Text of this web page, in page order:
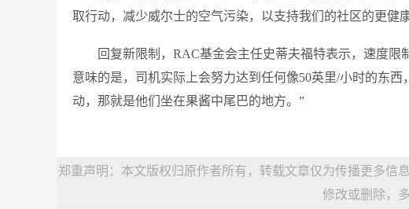
取行动，减少威尔士的空气污染，以支持我们的社区的更健
回复新限制，RAC基金会主任史蒂夫福特表示，速度限
意味的是，司机实际上会努力达到任何像50英里/小时的东
动，那就是他们坐在果酱中尾巴的地方。”
郑重声明：本文版权归原作者所有，转载文章仅为传播更多信
修改或删除，多